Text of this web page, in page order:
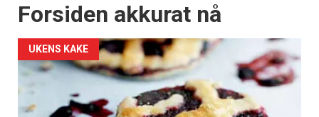
Forsiden akkurat nå
UKENS KAKE